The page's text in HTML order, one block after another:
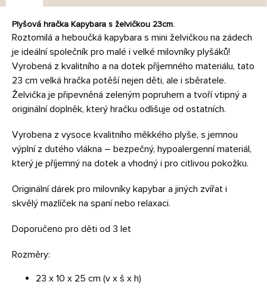
Plyšová hračka Kapybara s želvičkou 23cm.
Roztomilá a heboučká kapybara s mini želvičkou na zádech
je ideální společník pro malé i velké milovníky plyšáků!
Vyrobená z kvalitního a na dotek příjemného materiálu, tato
23 cm velká hračka potěší nejen děti, ale i sběratele.
Želvička je připevněná zeleným popruhem a tvoří vtipný a
originální doplněk, který hračku odlišuje od ostatních.
Vyrobena z vysoce kvalitního měkkého plyše, s jemnou
výplní z dutého vlákna – bezpečný, hypoalergenní materiál,
který je příjemný na dotek a vhodný i pro citlivou pokožku.
Originální dárek pro milovníky kapybar a jiných zvířat i
skvělý mazlíček na spaní nebo relaxaci.
Doporučeno pro děti od 3 let
Rozměry:
23 x 10 x 25 cm (v x š x h)